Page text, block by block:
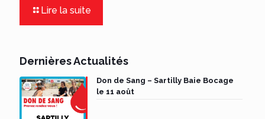
Lire la suite
Dernières Actualités
Don de Sang – Sartilly Baie Bocage
le 11 août